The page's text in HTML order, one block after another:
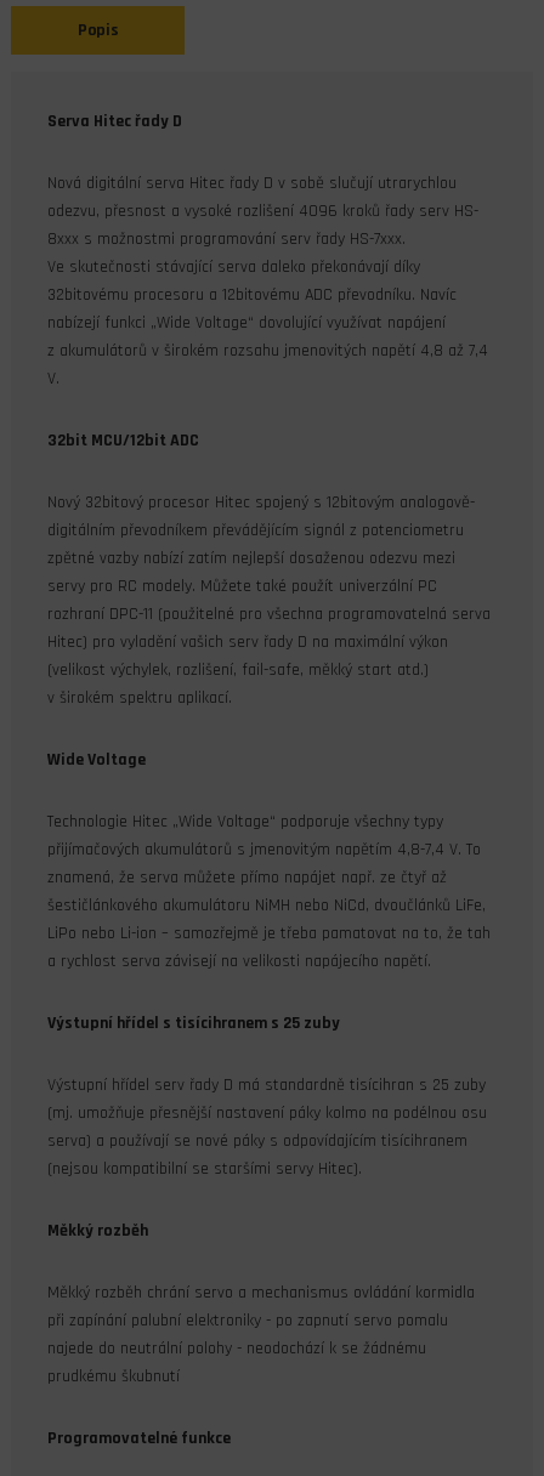
Popis
Serva Hitec řady D
Nová digitální serva Hitec řady D v sobě slučují utrarychlou
odezvu, přesnost a vysoké rozlišení 4096 kroků řady serv HS-
8xxx s možnostmi programování serv řady HS-7xxx.
Ve skutečnosti stávající serva daleko překonávají díky
32bitovému procesoru a 12bitovému ADC převodníku. Navíc
nabízejí funkci „Wide Voltage“ dovolující využívat napájení
z akumulátorů v širokém rozsahu jmenovitých napětí 4,8 až 7,4
V.
32bit MCU/12bit ADC
Nový 32bitový procesor Hitec spojený s 12bitovým analogově-
digitálním převodníkem převádějícím signál z potenciometru
zpětné vazby nabízí zatím nejlepší dosaženou odezvu mezi
servy pro RC modely. Můžete také použít univerzální PC
rozhraní DPC-11 (použitelné pro všechna programovatelná serva
Hitec) pro vyladění vašich serv řady D na maximální výkon
(velikost výchylek, rozlišení, fail-safe, měkký start atd.)
v širokém spektru aplikací.
Wide Voltage
Technologie Hitec „Wide Voltage“ podporuje všechny typy
přijímačových akumulátorů s jmenovitým napětím 4,8-7,4 V. To
znamená, že serva můžete přímo napájet např. ze čtyř až
šestičlánkového akumulátoru NiMH nebo NiCd, dvoučlánků LiFe,
LiPo nebo Li-ion – samozřejmě je třeba pamatovat na to, že tah
a rychlost serva závisejí na velikosti napájecího napětí.
Výstupní hřídel s tisícihranem s 25 zuby
Výstupní hřídel serv řady D má standardně tisícihran s 25 zuby
(mj. umožňuje přesnější nastavení páky kolmo na podélnou osu
serva) a používají se nové páky s odpovídajícím tisícihranem
(nejsou kompatibilní se staršími servy Hitec).
Měkký rozběh
Měkký rozběh chrání servo a mechanismus ovládání kormidla
při zapínání palubní elektroniky - po zapnutí servo pomalu
najede do neutrální polohy - neodochází k se žádnému
prudkému škubnutí
Programovatelné funkce